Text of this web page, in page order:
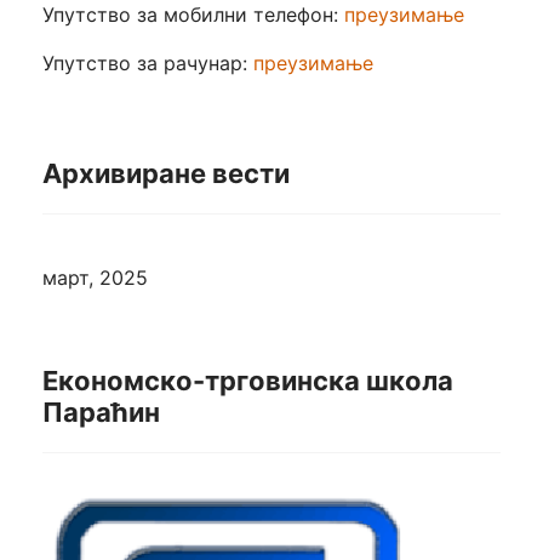
Упутство за мобилни телефон: преузимање
Упутство за рачунар: преузимање
Архивиране вести
март, 2025
Економско-трговинска школа
Параћин